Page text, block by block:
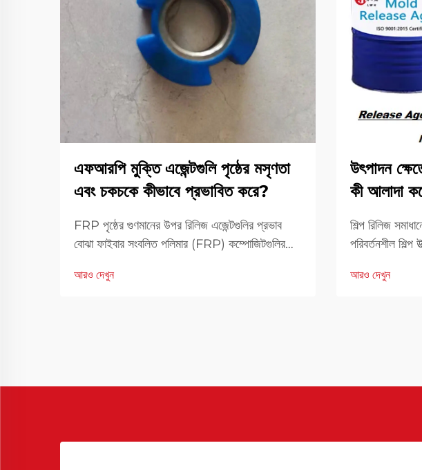
এফআরপি মুক্তি এজেন্টগুলি পৃষ্ঠের মসৃণতা
এবং চকচকে কীভাবে প্রভাবিত করে?
FRP পৃষ্ঠের গুণমানের উপর রিলিজ এজেন্টগুলির প্রভাব
বোঝা ফাইবার সংবলিত পলিমার (FRP) কম্পোজিটগুলির
ক্ষেত্রেও একটি গুরুত্বপূর্ণ ভূমিকা পালন করে। FRP
আরও দেখুন
উৎপাদন
কী আলাদা
শিল্প রিলিজ
পরিবর্তনশীল শিল্প
গুরুত্বপূর্ণ ভূমিকা
আরও দেখুন